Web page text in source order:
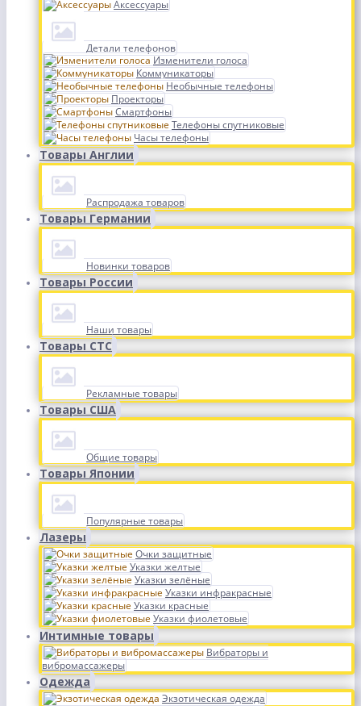
Аксессуары
Детали телефонов
Изменители голоса
Коммуникаторы
Необычные телефоны
Проекторы
Смартфоны
Телефоны спутниковые
Часы телефоны
Товары Англии
Распродажа товаров
Товары Германии
Новинки товаров
Товары России
Наши товары
Товары СТС
Рекламные товары
Товары США
Общие товары
Товары Японии
Популярные товары
Лазеры
Очки защитные
Указки желтые
Указки зелёные
Указки инфракрасные
Указки красные
Указки фиолетовые
Интимные товары
Вибраторы и
вибромассажеры
Одежда
Экзотическая одежда